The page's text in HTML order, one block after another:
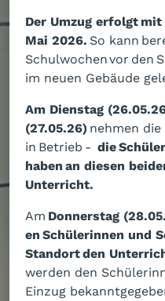
Der Umzug erfolgt
Mai 2026. So kann
Schulwochen vor den
im neuen Gebäude
Am Dienstag
(27.05.26)nehmen
in Betrieb - die
haben an diesen
Unterricht.
Am Donnerstag
en Schülerinnen und
Standort den
werden den
Einzug